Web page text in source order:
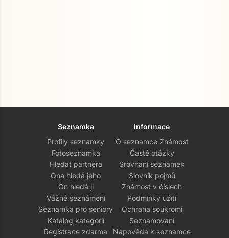
Seznamka
Profily seznamky
Fotoseznamka
Hledat partnera
Ona hledá jeho
On hledá ji
Vážné seznámení
Seznamka pro seniory
Katalog kategorií
Registrace zdarma
Informace
O seznamce Známost
Časté otázky
Srovnání seznamek
Slovník pojmů
Známost v číslech
Podmínky užití
Ochrana soukromí
Seznamování
Nápověda k seznamce